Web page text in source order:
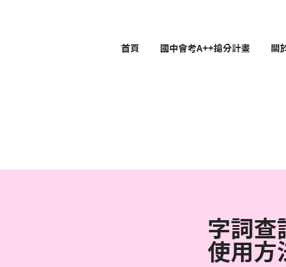
首頁 國中會考A++搶分計畫 關
字詞查
使用方